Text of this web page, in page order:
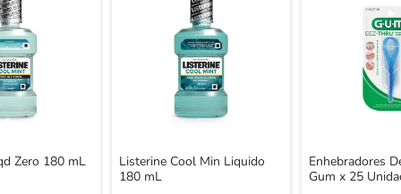
Zero 180 mL
Listerine Cool Min Liquido
180 mL
Enhebradores
Gum x 25